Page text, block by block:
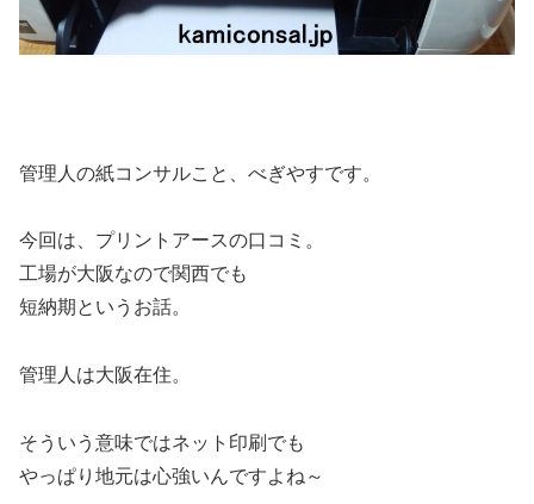
管理人の紙コンサルこと、べぎやすです。
今回は、プリントアースの口コミ。
工場が大阪なので関西でも
短納期というお話。
管理人は大阪在住。
そういう意味ではネット印刷でも
やっぱり地元は心強いんですよね～